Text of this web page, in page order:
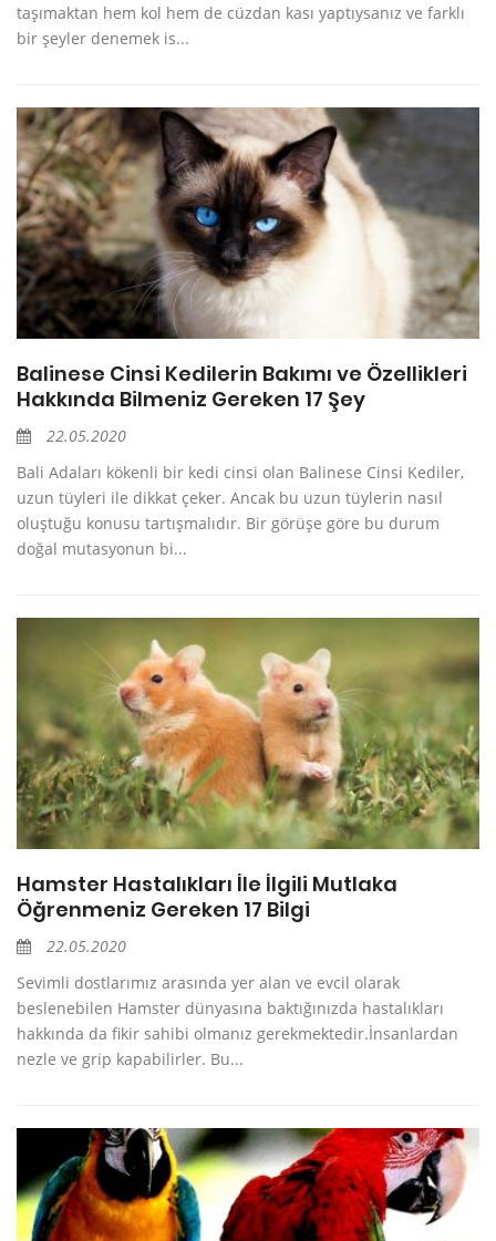
taşımaktan hem kol hem de cüzdan kası yaptıysanız ve farklı
bir şeyler denemek is...
Balinese Cinsi Kedilerin Bakımı ve Özellikleri
Hakkında Bilmeniz Gereken 17 Şey
22.05.2020
Bali Adaları kökenli bir kedi cinsi olan Balinese Cinsi Kediler,
uzun tüyleri ile dikkat çeker. Ancak bu uzun tüylerin nasıl
oluştuğu konusu tartışmalıdır. Bir görüşe göre bu durum
doğal mutasyonun bi...
Hamster Hastalıkları İle İlgili Mutlaka
Öğrenmeniz Gereken 17 Bilgi
22.05.2020
Sevimli dostlarımız arasında yer alan ve evcil olarak
beslenebilen Hamster dünyasına baktığınızda hastalıkları
hakkında da fikir sahibi olmanız gerekmektedir.İnsanlardan
nezle ve grip kapabilirler. Bu...